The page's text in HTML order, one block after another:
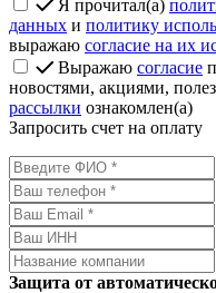
Я прочитал(а)
данных и политику
выражаю согласие на их
Выражаю согласие
новостями, акциями,
рассылки ознакомлен(а)
Запросить счет на оплату
Защита от